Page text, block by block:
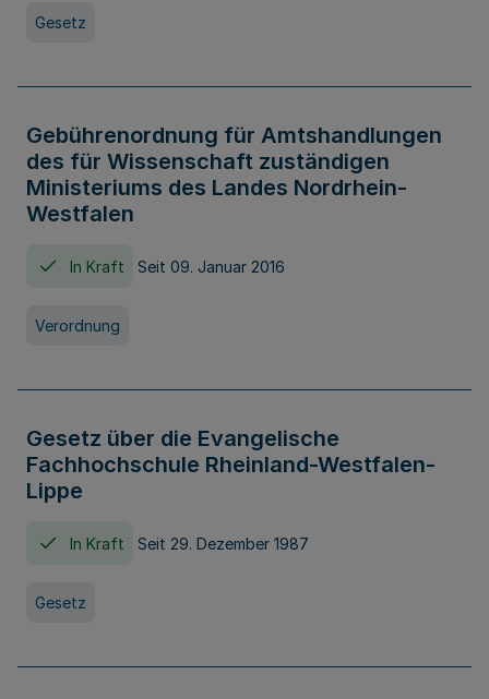
Gesetz
Gebührenordnung für Amtshandlungen
des für Wissenschaft zuständigen
Ministeriums des Landes Nordrhein-
Westfalen
In Kraft Seit 09. Januar 2016
Verordnung
Gesetz über die Evangelische
Fachhochschule Rheinland-Westfalen-
Lippe
In Kraft Seit 29. Dezember 1987
Gesetz